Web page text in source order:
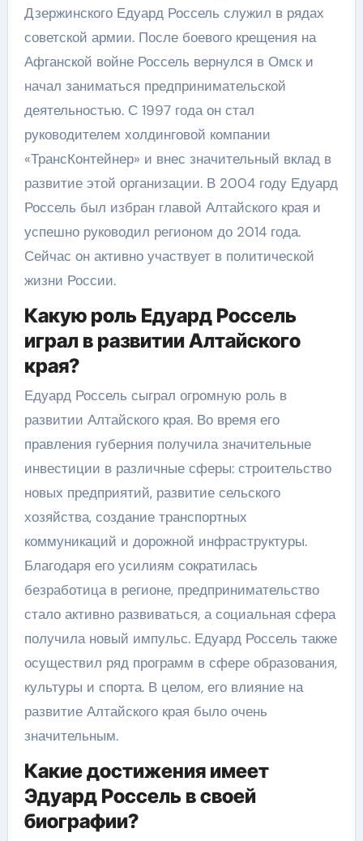
Дзержинского Едуард Россель служил в рядах
советской армии. После боевого крещения на
Афганской войне Россель вернулся в Омск и
начал заниматься предпринимательской
деятельностью. С 1997 года он стал
руководителем холдинговой компании
«ТрансКонтейнер» и внес значительный вклад в
развитие этой организации. В 2004 году Едуард
Россель был избран главой Алтайского края и
успешно руководил регионом до 2014 года.
Сейчас он активно участвует в политической
жизни России.
Какую роль Едуард Россель
играл в развитии Алтайского
края?
Едуард Россель сыграл огромную роль в
развитии Алтайского края. Во время его
правления губерния получила значительные
инвестиции в различные сферы: строительство
новых предприятий, развитие сельского
хозяйства, создание транспортных
коммуникаций и дорожной инфраструктуры.
Благодаря его усилиям сократилась
безработица в регионе, предпринимательство
стало активно развиваться, а социальная сфера
получила новый импульс. Едуард Россель также
осуществил ряд программ в сфере образования,
культуры и спорта. В целом, его влияние на
развитие Алтайского края было очень
значительным.
Какие достижения имеет
Эдуард Россель в своей
биографии?